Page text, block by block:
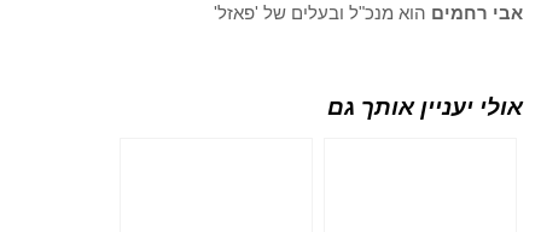
אבי רחמים הוא מנכ"ל ובעלים של 'פאזל'
אולי יעניין אותך גם